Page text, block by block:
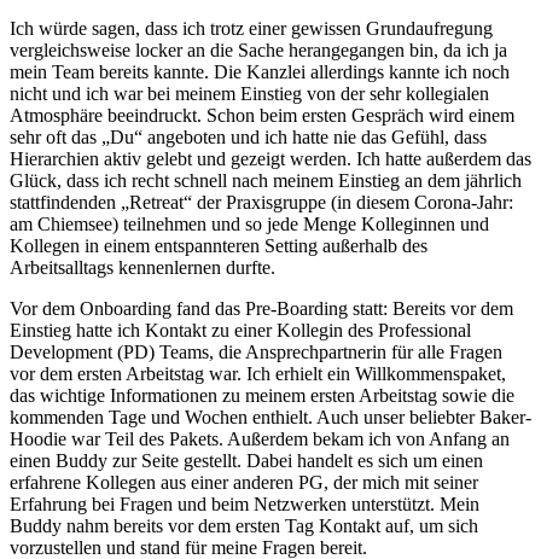
Ich würde sagen, dass ich trotz einer gewissen Grundaufregung
vergleichsweise locker an die Sache herangegangen bin, da ich ja
mein Team bereits kannte. Die Kanzlei allerdings kannte ich noch
nicht und ich war bei meinem Einstieg von der sehr kollegialen
Atmosphäre beeindruckt. Schon beim ersten Gespräch wird einem
sehr oft das „Du“ angeboten und ich hatte nie das Gefühl, dass
Hierarchien aktiv gelebt und gezeigt werden. Ich hatte außerdem das
Glück, dass ich recht schnell nach meinem Einstieg an dem jährlich
stattfindenden „Retreat“ der Praxisgruppe (in diesem Corona-Jahr:
am Chiemsee) teilnehmen und so jede Menge Kolleginnen und
Kollegen in einem entspannteren Setting außerhalb des
Arbeitsalltags kennenlernen durfte.
Vor dem Onboarding fand das Pre-Boarding statt: Bereits vor dem
Einstieg hatte ich Kontakt zu einer Kollegin des Professional
Development (PD) Teams, die Ansprechpartnerin für alle Fragen
vor dem ersten Arbeitstag war. Ich erhielt ein Willkommenspaket,
das wichtige Informationen zu meinem ersten Arbeitstag sowie die
kommenden Tage und Wochen enthielt. Auch unser beliebter Baker-
Hoodie war Teil des Pakets. Außerdem bekam ich von Anfang an
einen Buddy zur Seite gestellt. Dabei handelt es sich um einen
erfahrene Kollegen aus einer anderen PG, der mich mit seiner
Erfahrung bei Fragen und beim Netzwerken unterstützt. Mein
Buddy nahm bereits vor dem ersten Tag Kontakt auf, um sich
vorzustellen und stand für meine Fragen bereit.